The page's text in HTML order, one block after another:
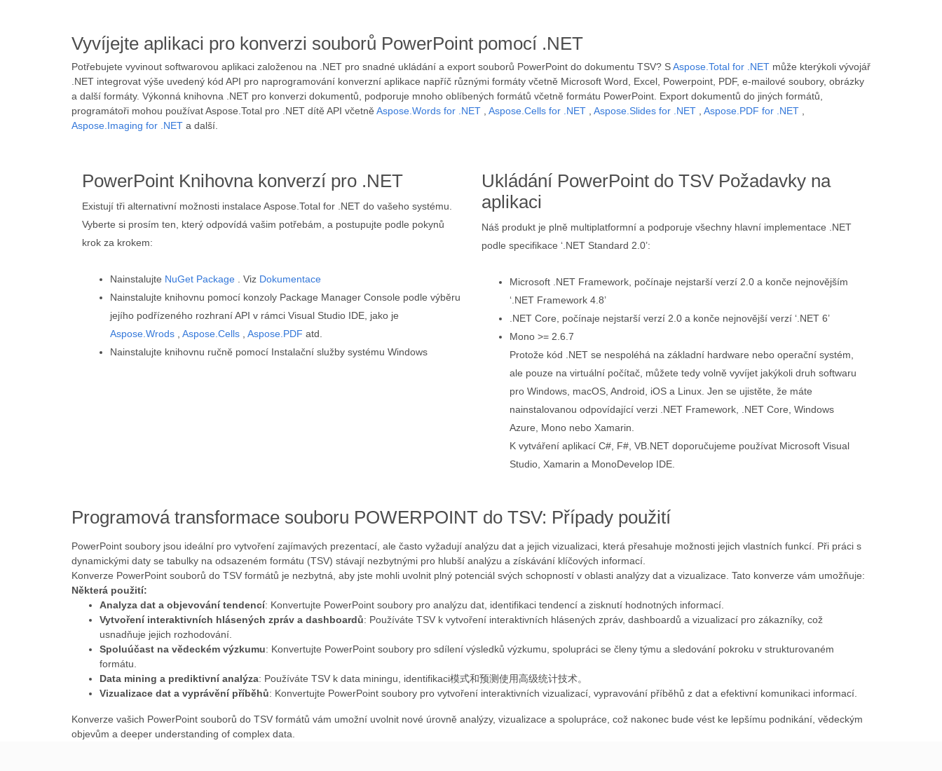
Vyvíjejte aplikaci pro konverzi souborů PowerPoint pomocí .NET
Potřebujete vyvinout softwarovou aplikaci založenou na .NET pro snadné ukládání a export souborů PowerPoint do dokumentu TSV? SAspose.Total for .NET může kterýkoli vývojář
.NET integrovat výše uvedený kód API pro naprogramování konverzní aplikace napříč různými formáty včetně Microsoft Word, Excel, Powerpoint, PDF, e-mailové soubory, obrázky
a další formáty. Výkonná knihovna .NET pro konverzi dokumentů, podporuje mnoho oblíbených formátů včetně formátu PowerPoint. Export dokumentů do jiných formátů,
programátoři mohou používat Aspose.Total pro .NET dítě API včetně Aspose.Words for .NET Aspose.Cells for .NET Aspose.Slides for .NET Aspose.PDF for .NET
Aspose.Imaging for .NET a další.
PowerPoint Knihovna konverzí pro .NET
Existují tři alternativní možnosti instalace Aspose.Total for .NET do vašeho systému.
Vyberte si prosím ten, který odpovídá vašim potřebám, a postupujte podle pokynů
krok za krokem:
Nainstalujte NuGet Package . Viz Dokumentace
Nainstalujte knihovnu pomocí konzoly Package Manager Console podle výběru
jejího podřízeného rozhraní API v rámci Visual Studio IDE, jako je
Aspose.Wrods
Aspose.Cells Aspose.PDF atd.
Nainstalujte knihovnu ručně pomocí Instalační služby systému Windows
Ukládání PowerPoint do TSV Požadavky na
aplikaci
Náš produkt je plně multiplatformní a podporuje všechny hlavní implementace .NET
podle specifikace ‘.NET Standard 2.0’:
Microsoft .NET Framework, počínaje nejstarší verzí 2.0 a konče nejnovějším
‘.NET Framework 4.8’
.NET Core, počínaje nejstarší verzí 2.0 a konče nejnovější verzí ‘.NET 6’
Mono >= 2.6.7
Protože kód .NET se nespoléhá na základní hardware nebo operační systém,
ale pouze na virtuální počítač, můžete tedy volně vyvíjet jakýkoli druh softwaru
pro Windows, macOS, Android, iOS a Linux. Jen se ujistěte, že máte
nainstalovanou odpovídající verzi .NET Framework, .NET Core, Windows
Azure, Mono nebo Xamarin.
K vytváření aplikací C#, F#, VB.NET doporučujeme používat Microsoft Visual
Studio, Xamarin a MonoDevelop IDE.
Programová transformace souboru POWERPOINT do TSV: Případy použití
PowerPoint soubory jsou ideální pro vytvoření zajímavých prezentací, ale často vyžadují analýzu dat a jejich vizualizaci, která přesahuje možnosti jejich vlastních funkcí. Při práci s
dynamickými daty se tabulky na odsazeném formátu (TSV) stávají nezbytnými pro hlubší analýzu a získávání klíčových informací.
Konverze PowerPoint souborů do TSV formátů je nezbytná, aby jste mohli uvolnit plný potenciál svých schopností v oblasti analýzy dat a vizualizace. Tato konverze vám umožňuje:
Některá použití:
Analyza dat a objevování tendencí: Konvertujte PowerPoint soubory pro analýzu dat, identifikaci tendencí a zisknutí hodnotných informací.
Vytvoření interaktivních hlásených zpráv a dashboardů: Používáte TSV k vytvoření interaktivních hlásených zpráv, dashboardů a vizualizací pro zákazníky, což
usnadňuje jejich rozhodování.
Spoluúčast na vědeckém výzkumu: Konvertujte PowerPoint soubory pro sdílení výsledků výzkumu, spolupráci se členy týmu a sledování pokroku v strukturovaném
formátu.
Data mining a prediktivní analýza: Používáte TSV k data miningu, identifikaci模式和预测使用高级统计技术。
Vizualizace dat a vyprávění příběhů: Konvertujte PowerPoint soubory pro vytvoření interaktivních vizualizací, vypravování příběhů z dat a efektivní komunikaci informací.
Konverze vašich PowerPoint souborů do TSV formátů vám umožní uvolnit nové úrovně analýzy, vizualizace a spolupráce, což nakonec bude vést ke lepšímu podnikání, vědeckým
objevům a deeper understanding of complex data.